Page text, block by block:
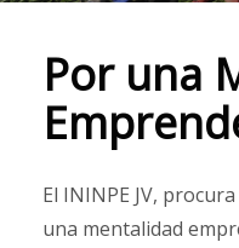
Por una
El ININPE JV,
una mentalidad